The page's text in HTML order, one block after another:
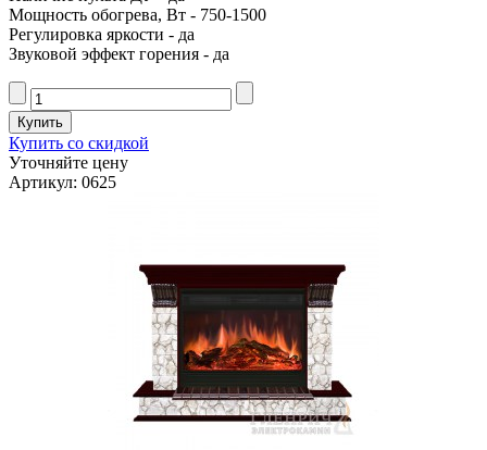
Мощность обогрева, Вт - 750-1500
Регулировка яркости - да
Звуковой эффект горения - да
Купить со скидкой
Уточняйте цену
Артикул: 0625